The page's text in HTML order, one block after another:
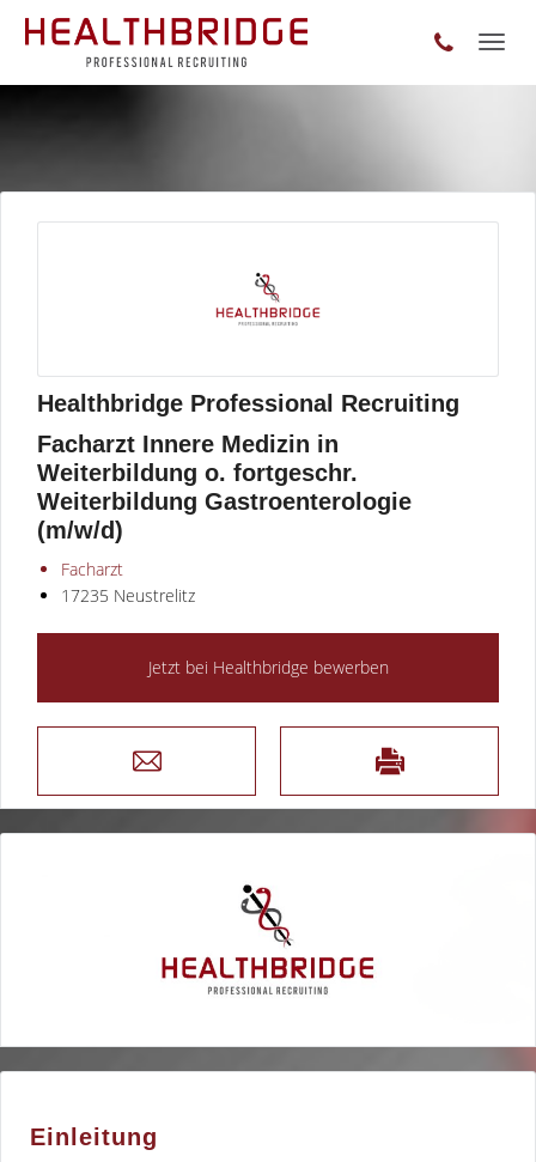
Healthbridge Professional Recruiting
Facharzt Innere Medizin in
Weiterbildung o. fortgeschr.
Weiterbildung Gastroenterologie
(m/w/d)
Facharzt
17235 Neustrelitz
Einleitung